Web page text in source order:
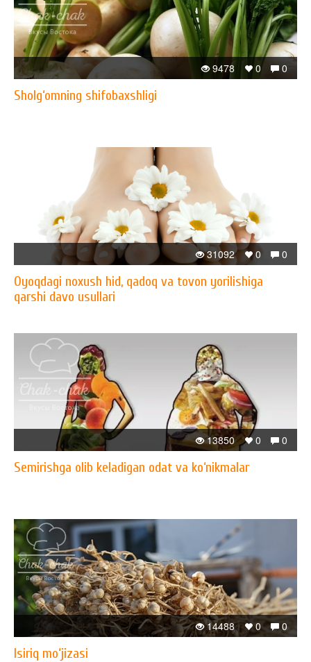
0
0
9478
Sholg‘omning shifobaxshligi
0
0
31092
Oyoqdagi noxush hid, qadoq va tovon yorilishiga
qarshi davo usullari
0
0
13850
Semirishga olib keladigan odat va ko‘nikmalar
0
0
14488
Isiriq mo‘jizasi